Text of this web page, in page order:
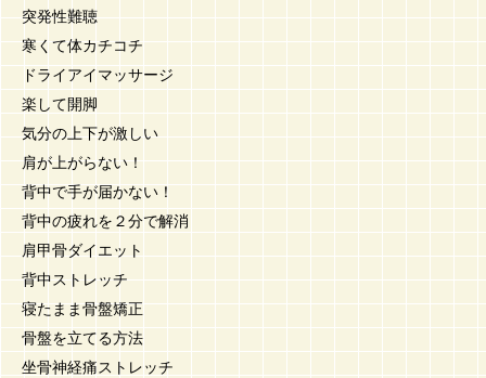
突発性難聴
寒くて体カチコチ
ドライアイマッサージ
楽して開脚
気分の上下が激しい
肩が上がらない！
背中で手が届かない！
背中の疲れを２分で解消
肩甲骨ダイエット
背中ストレッチ
寝たまま骨盤矯正
骨盤を立てる方法
坐骨神経痛ストレッチ